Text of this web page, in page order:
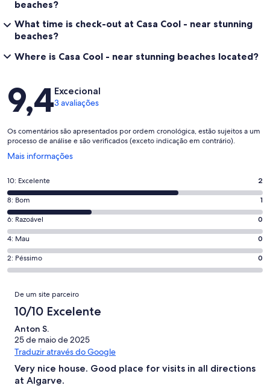
beaches?
What time is check-out at Casa Cool - near stunning
beaches?
Where is Casa Cool - near stunning beaches located?
Avaliações
9,4Excecional
3 avaliações
Os comentários são apresentados por ordem cronológica, estão sujeitos a um
processo de análise e são verificados (exceto indicação em contrário).
Mais informações
Abre
nova
janela
Pontuação
de
10,
o
que
significa
“Excelente”.
2
avaliações.
10: Excelente 2
Pontuação
de
8,
o
que
significa
avaliações.
8: Bom 1
Pontuação
de
6,
o
que
“Razoável”.
avaliações.
6: Razoável 0
Pontuação
de
4,
que
“Mau”.
de
avaliações.
4: Mau 0
Pontuação
de
que
“Péssimo”.
avaliações.
2: Péssimo 0
Avaliações
De um site parceiro
10/10 Excelente
Anton S.
25 de maio de 2025
Traduzir através do Google
Very nice house. Good place for visits in all directions
at Algarve.